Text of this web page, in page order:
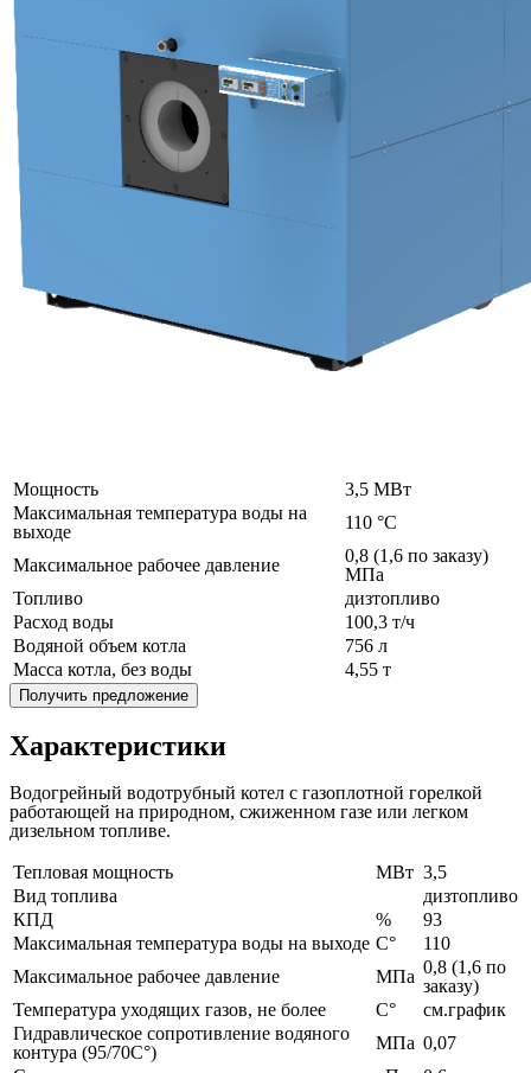
Мощность
3,5 МВт
Максимальная температура воды на
выходе
110 °C
Максимальное рабочее давление
0,8 (1,6 по заказу)
МПа
Топливо
дизтопливо
Расход воды
100,3 т/ч
Водяной объем котла
756 л
Масса котла, без воды
4,55 т
Получить предложение
Характеристики
Водогрейный водотрубный котел с газоплотной горелкой
работающей на природном, сжиженном газе или легком
дизельном топливе.
Тепловая мощность MВт 3,5
Вид топлива
дизтопливо
КПД
%
93
Максимальная температура воды на выходе С°
110
Максимальное рабочее давление
МПа 0,8 (1,6 по
заказу)
Температура уходящих газов, не более
С°
см.график
Гидравлическое сопротивление водяного
контура (95/70С°)
МПа 0,07